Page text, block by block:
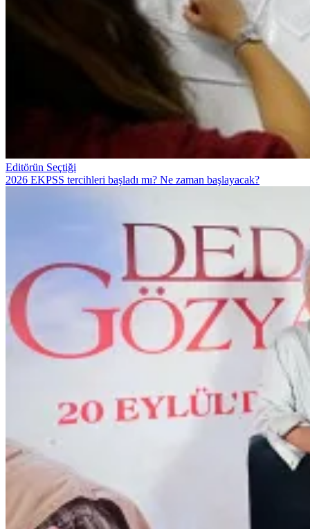
Editörün Seçtiği
2026 EKPSS tercihleri başladı mı? Ne zaman başlayacak?